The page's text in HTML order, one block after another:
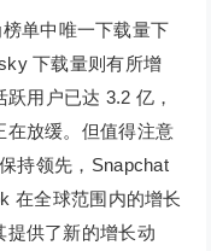
单中唯一下载量下
下载量则有所增
用户已达 3.2 亿，
在放缓。但值得注意
持领先，Snapchat
在全球范围内的增长
提供了新的增长动